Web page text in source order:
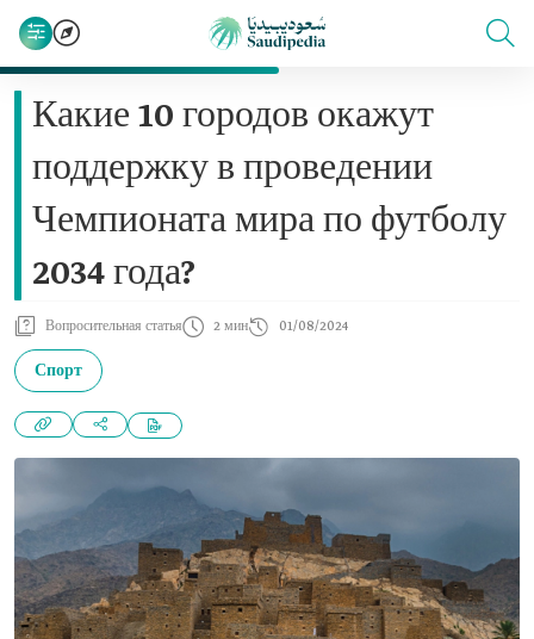
Какие 10 городов окажут
поддержку в проведении
Чемпионата мира по футболу
2034 года?
Вопросительная статья 2 мин 01/08/2024
Спорт